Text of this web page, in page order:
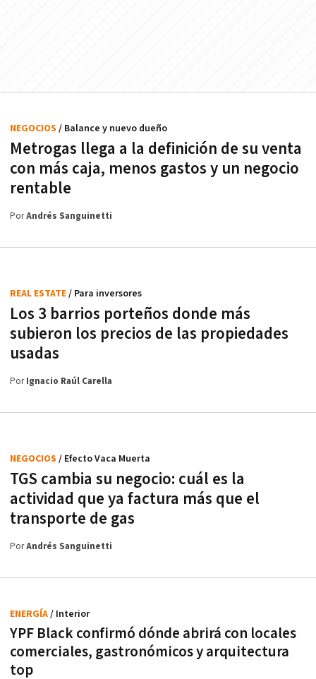
Metrogas llega a la definición de su venta
con más caja, menos gastos y un negocio
rentable
NEGOCIOS / Balance y nuevo dueño
PorAndrés Sanguinetti
Los 3 barrios porteños donde más
subieron los precios de las propiedades
usadas
REAL ESTATE/ Para inversores
PorIgnacio Raúl Carella
TGS cambia su negocio: cuál es la
actividad que ya factura más que el
transporte de gas
NEGOCIOS / Efecto Vaca Muerta
PorAndrés Sanguinetti
YPF Black confirmó dónde abrirá con locales
comerciales, gastronómicos y arquitectura
top
ENERGÍA/ Interior